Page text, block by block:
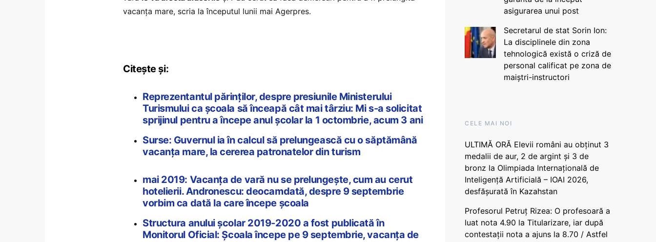
vacanța mare, scria la începutul lunii mai Agerpres.
Citește și:
Reprezentantul părinților, despre presiunile Ministerului
Turismului ca școala să înceapă cât mai târziu: Mi s-a solicitat
sprijinul pentru a începe anul școlar la 1 octombrie, acum 3 ani
Surse: Guvernul ia în calcul să prelungească cu o săptămână
vacanța mare, la cererea patronatelor din turism
mai 2019: Vacanța de vară nu se prelungește, cum au cerut
hotelierii. Andronescu: deocamdată, despre 9 septembrie
vorbim ca dată la care începe școala
Structura anului școlar 2019-2020 a fost publicată în
Monitorul Oficial: Școala începe pe 9 septembrie, vacanța de
asigurarea unui post
Secretarul de stat Sorin Ion:
La disciplinele din zona
tehnologică există o criză de
personal calificat pe zona de
maiștri-instructori
CELE MAI NOI
ULTIMĂ ORĂ Elevii români au obținut 3
medalii de aur, 2 de argint și 3 de
bronz la Olimpiada Internațională de
Inteligență Artificială – IOAI 2026,
desfășurată în Kazahstan
Profesorul Petruț Rizea: O profesoară a
luat nota 4.90 la Titularizare, iar după
contestații nota a ajuns la 8.70 / Astfel